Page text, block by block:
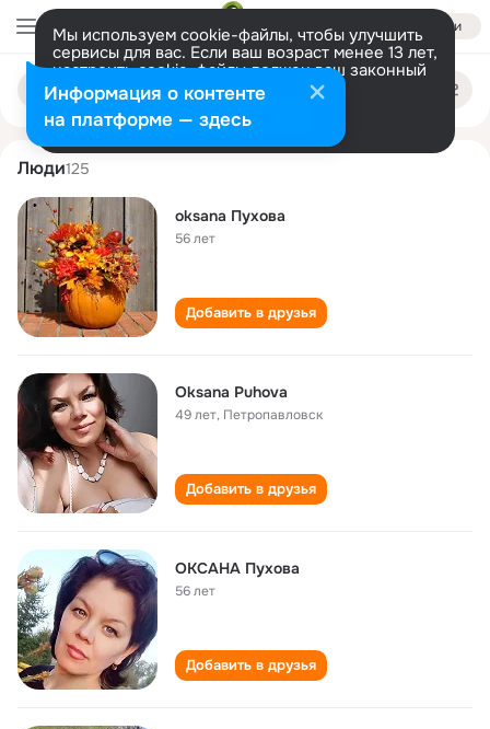
Войти
Мы используем cookie-файлы, чтобы улучшить
сервисы для вас. Если ваш возраст менее 13 лет,
настроить cookie-файлы должен ваш законный
представитель. Больше информации
Разрешить все Настроить
Поиск
людям
oksana pukhova
Люди125
oksana Пухова
56 лет
Добавить в друзья
Oksana Puhova
49 лет, Петропавловск
Добавить в друзья
ОКСАНА Пухова
56 лет
Добавить в друзья
Информация о контенте
на платформе — здесь